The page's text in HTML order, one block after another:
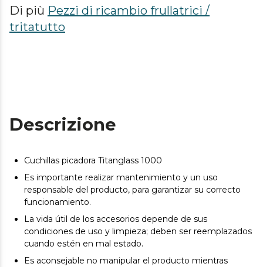
Di più Pezzi di ricambio frullatrici /
tritatutto
Descrizione
Cuchillas picadora Titanglass 1000
Es importante realizar mantenimiento y un uso
responsable del producto, para garantizar su correcto
funcionamiento.
La vida útil de los accesorios depende de sus
condiciones de uso y limpieza; deben ser reemplazados
cuando estén en mal estado.
Es aconsejable no manipular el producto mientras